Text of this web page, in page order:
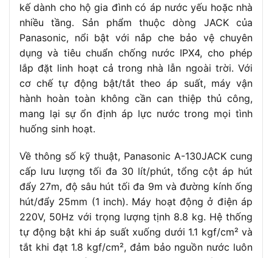
Ống hút/ống
25mm / 1 inch
Kích thước
DxRxC
255 x 330 x 340mm
Trọng lượng
tịnh/tổng
trọng lượng
8,8 / 9,7kg
Lớp cách
điện động cơ
Loại E
Cấp chống
bám nước
IP54
Nhiệt độ
chất lỏng
0 – 45°C
Tính năng
tăng áp
Kiểm soát/cải thiện áp lực nước tự động
Độ bền rotor
Hoạt động lên tới 8.000 giờ không ngừng
kế dành cho hộ gia đình có áp nước yếu hoặc nhà
nhiều tầng. Sản phẩm thuộc dòng JACK của
Panasonic, nổi bật với nắp che bảo vệ chuyên
dụng và tiêu chuẩn chống nước IPX4, cho phép
lắp đặt linh hoạt cả trong nhà lẫn ngoài trời. Với
cơ chế tự động bật/tắt theo áp suất, máy vận
hành hoàn toàn không cần can thiệp thủ công,
mang lại sự ổn định áp lực nước trong mọi tình
huống sinh hoạt.
Về thông số kỹ thuật, Panasonic A-130JACK cung
cấp lưu lượng tối đa 30 lít/phút, tổng cột áp hút
đẩy 27m, độ sâu hút tối đa 9m và đường kính ống
hút/đẩy 25mm (1 inch). Máy hoạt động ở điện áp
220V, 50Hz với trọng lượng tịnh 8.8 kg. Hệ thống
tự động bật khi áp suất xuống dưới 1.1 kgf/cm² và
tắt khi đạt 1.8 kgf/cm², đảm bảo nguồn nước luôn